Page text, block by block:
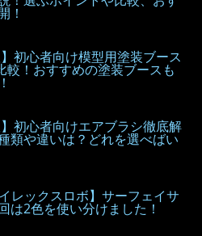
！
】初心者向け模型用塗装ブース
較！おすすめの塗装ブースも
】初心者向けエアブラシ徹底解
類や違いは？どれを選べばい
イレックスロボ】サーフェイサ
は2色を使い分けました！